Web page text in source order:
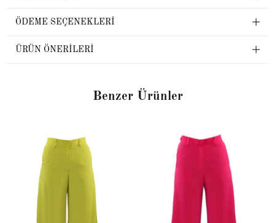
ÖDEME SEÇENEKLERI
ÜRÜN ÖNERILERI
Benzer Ürünler